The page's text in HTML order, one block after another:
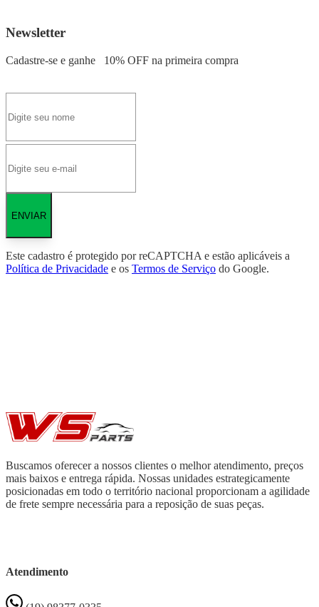
Newsletter
Cadastre-se e ganhe 10% OFF na primeira compra
ENVIAR
Este cadastro é protegido por reCAPTCHA e estão aplicáveis a
Política de Privacidade e os Termos de Serviço do Google.
Buscamos oferecer a nossos clientes o melhor atendimento, preços
mais baixos e entrega rápida. Nossas unidades estrategicamente
posicionadas em todo o território nacional proporcionam a agilidade
de frete sempre necessária para a reposição de suas peças.
Atendimento